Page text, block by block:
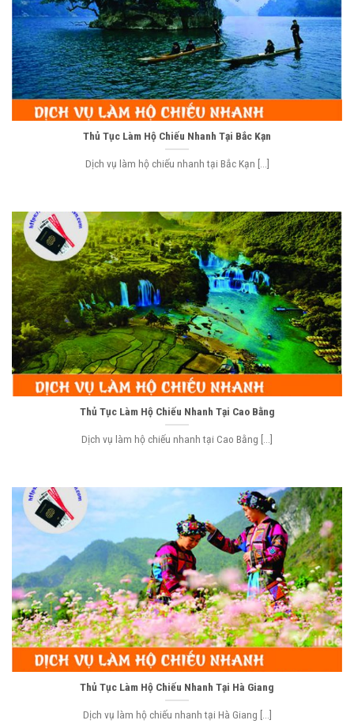
Thủ Tục Làm Hộ Chiếu Nhanh Tại Bắc Kạn
Dịch vụ làm hộ chiếu nhanh tại Bắc Kạn [...]
Thủ Tục Làm Hộ Chiếu Nhanh Tại Cao Bằng
Dịch vụ làm hộ chiếu nhanh tại Cao Bằng [...]
Thủ Tục Làm Hộ Chiếu Nhanh Tại Hà Giang
Dịch vụ làm hộ chiếu nhanh tại Hà Giang [...]